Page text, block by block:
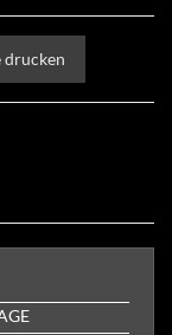
drucken